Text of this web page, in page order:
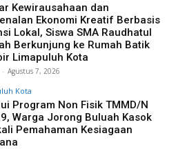
Kewirausahaan dan
Ekonomi Kreatif Berbasis
Lokal, Siswa SMA Raudhatul
Berkunjung ke Rumah Batik
Limapuluh Kota
- Agustus 7, 2026
Kota
Program Non Fisik TMMD/N
Warga Jorong Buluah Kasok
Pemahaman Kesiagaan